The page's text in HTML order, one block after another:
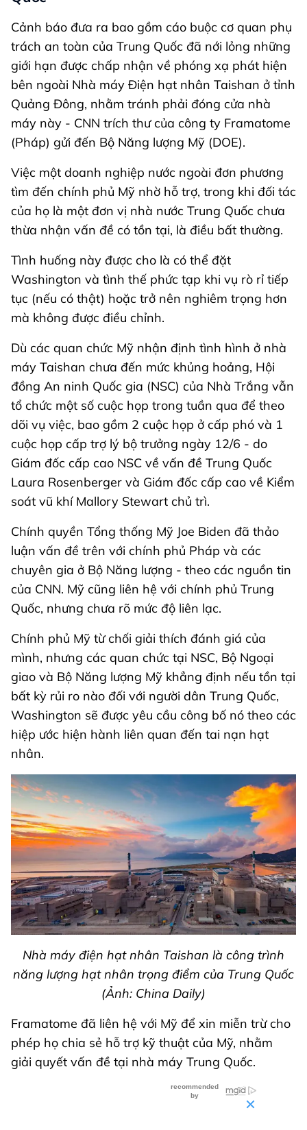
Cảnh báo đưa ra bao gồm cáo buộc cơ quan phụ
trách an toàn của Trung Quốc đã nới lỏng những
giới hạn được chấp nhận về phóng xạ phát hiện
bên ngoài Nhà máy Điện hạt nhân Taishan ở tỉnh
Quảng Đông, nhằm tránh phải đóng cửa nhà
máy này - CNN trích thư của công ty Framatome
(Pháp) gửi đến Bộ Năng lượng Mỹ (DOE).
Việc một doanh nghiệp nước ngoài đơn phương
tìm đến chính phủ Mỹ nhờ hỗ trợ, trong khi đối tác
của họ là một đơn vị nhà nước Trung Quốc chưa
thừa nhận vấn đề có tồn tại, là điều bất thường.
Tình huống này được cho là có thể đặt
Washington và tình thế phức tạp khi vụ rò rỉ tiếp
tục (nếu có thật) hoặc trở nên nghiêm trọng hơn
mà không được điều chỉnh.
Dù các quan chức Mỹ nhận định tình hình ở nhà
máy Taishan chưa đến mức khủng hoảng, Hội
đồng An ninh Quốc gia (NSC) của Nhà Trắng vẫn
tổ chức một số cuộc họp trong tuần qua để theo
dõi vụ việc, bao gồm 2 cuộc họp ở cấp phó và 1
cuộc họp cấp trợ lý bộ trưởng ngày 12/6 - do
Giám đốc cấp cao NSC về vấn đề Trung Quốc
Laura Rosenberger và Giám đốc cấp cao về Kiểm
soát vũ khí Mallory Stewart chủ trì.
Chính quyền Tổng thống Mỹ Joe Biden đã thảo
luận vấn đề trên với chính phủ Pháp và các
chuyên gia ở Bộ Năng lượng - theo các nguồn tin
của CNN. Mỹ cũng liên hệ với chính phủ Trung
Quốc, nhưng chưa rõ mức độ liên lạc.
Chính phủ Mỹ từ chối giải thích đánh giá của
mình, nhưng các quan chức tại NSC, Bộ Ngoại
giao và Bộ Năng lượng Mỹ khẳng định nếu tồn tại
bất kỳ rủi ro nào đối với người dân Trung Quốc,
Washington sẽ được yêu cầu công bố nó theo các
hiệp ước hiện hành liên quan đến tai nạn hạt
nhân.
Nhà máy điện hạt nhân Taishan là công trình
năng lượng hạt nhân trọng điểm của Trung Quốc
(Ảnh: China Daily)
Framatome đã liên hệ với Mỹ để xin miễn trừ cho
phép họ chia sẻ hỗ trợ kỹ thuật của Mỹ, nhằm
giải quyết vấn đề tại nhà máy Trung Quốc.